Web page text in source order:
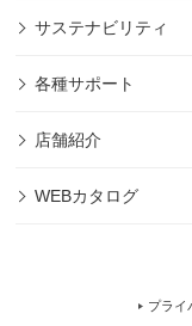
サステナビリティ
各種サポート
店舗紹介
WEBカタログ
プライ